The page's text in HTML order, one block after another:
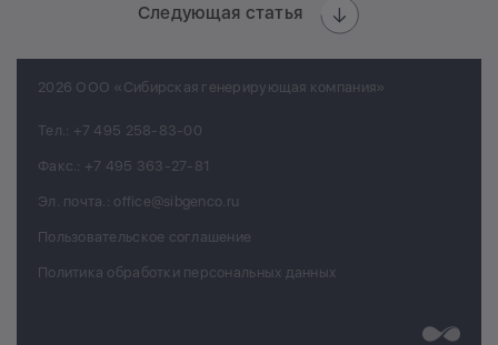
Следующая статья
2026 ООО «Сибирская генерирующая компания»
Тел.: +7 495 258-83-00
Факс.: +7 495 363-27-81
Эл. почта.: office@sibgenco.ru
Пользовательское соглашение
Политика обработки персональных данных